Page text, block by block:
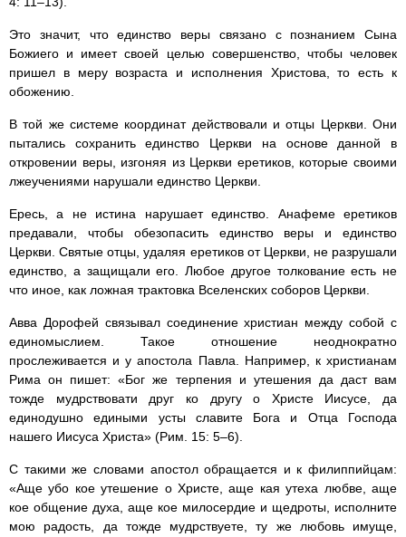
Это значит, что единство веры связано с познанием Сына
Божиего и имеет своей целью совершенство, чтобы человек
пришел в меру возраста и исполнения Христова, то есть к
обожению.
В той же системе координат действовали и отцы Церкви. Они
пытались сохранить единство Церкви на основе данной в
откровении веры, изгоняя из Церкви еретиков, которые своими
лжеучениями нарушали единство Церкви.
Ересь, а не истина нарушает единство. Анафеме еретиков
предавали, чтобы обезопасить единство веры и единство
Церкви. Святые отцы, удаляя еретиков от Церкви, не разрушали
единство, а защищали его. Любое другое толкование есть не
что иное, как ложная трактовка Вселенских соборов Церкви.
Авва Дорофей связывал соединение христиан между собой с
единомыслием. Такое отношение неоднократно
прослеживается и у апостола Павла. Например, к христианам
Рима он пишет: «Бог же терпения и утешения да даст вам
тожде мудрствовати друг ко другу о Христе Иисусе, да
единодушно едиными усты славите Бога и Отца Господа
нашего Иисуса Христа» (Рим. 15: 5–6).
С такими же словами апостол обращается и к филиппийцам:
«Аще убо кое утешение о Христе, аще кая утеха любве, аще
кое общение духа, аще кое милосердие и щедроты, исполните
мою радость, да тожде мудрствуете, ту же любовь имуще,